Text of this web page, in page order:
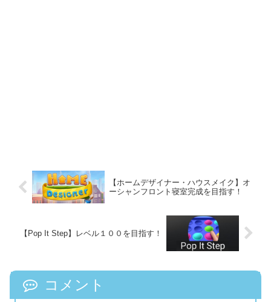
【ホームデザイナー・ハウスメイク】オ
ーシャンフロント寝室完成を目指す！
【Pop It Step】レベル１００を目指す！
コメント